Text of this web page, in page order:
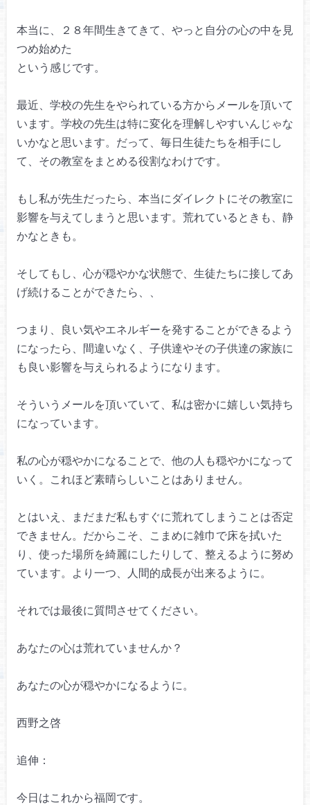
本当に、２８年間生きてきて、 やっと自分の心の中を見
つめ始めた
という感じです。
最近、学校の先生をやられている方から メールを頂いて
います。 学校の先生は特に変化を理解しやすいんじゃな
いかなと思います。 だって、毎日生徒たちを相手にし
て、 その教室をまとめる役割なわけです。
もし私が先生だったら、 本当にダイレクトにその教室に
影響を与えてしまうと思います。 荒れているときも、静
かなときも。
そしてもし、心が穏やかな状態で、 生徒たちに接してあ
げ続けることができたら、、
つまり、良い気やエネルギーを発することができるよう
になったら、 間違いなく、子供達やその子供達の家族に
も 良い影響を与えられるようになります。
そういうメールを頂いていて、 私は密かに嬉しい気持ち
になっています。
私の心が穏やかになることで、 他の人も穏やかになって
いく。
これほど素晴らしいことはありません。
とはいえ、まだまだ私もすぐに荒れてしまうことは否定
できません。 だからこそ、こまめに雑巾で床を拭いた
り、 使った場所を綺麗にしたりして、 整えるように努め
ています。
より一つ、 人間的成長が出来るように。
それでは最後に質問させてください。
あなたの心は荒れていませんか？
あなたの心が穏やかになるように。
西野之啓
追伸：
今日はこれから福岡です。